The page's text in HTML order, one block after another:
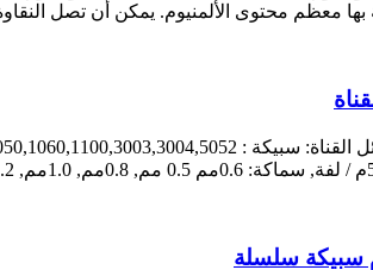
أن تصل النقاوة إلى أكثر من 99.00%. لأنه لا يحتوي على عناصر تقنية أخرى, عملية الإنتاج